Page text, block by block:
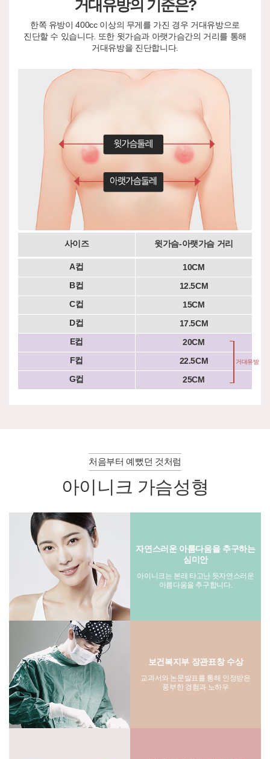
거대유방의 기준은?
한쪽 유방이 400cc 이상의 무게를 가진 경우 거대유방으로
진단할 수 있습니다. 또한 윗가슴과 아랫가슴간의 거리를 통해
거대유방을 진단합니다.
사이즈 윗가슴-아랫가슴 거리
A컵
10CM
B컵
12.5CM
C컵
15CM
D컵
17.5CM
E컵
20CM
F컵
22.5CM
G컵
25CM
거대유방
처음부터 예뻤던 것처럼
아이니크 가슴성형
자연스러운 아름다움을 추구하는
심미안
아이니크는 본래 타고난 듯자연스러운
아름다움을 추구합니다.
보건복지부 장관표창 수상
교과서와 논문발표를 통해 인정받은
풍부한 경험과 노하우